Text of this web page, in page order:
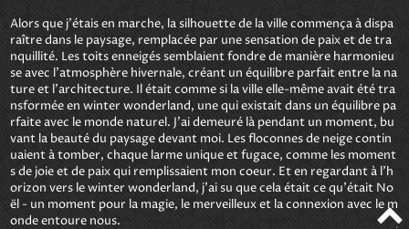
Alors que j'étais en marche, la silhouette de la ville commença à dispa
raître dans le paysage, remplacée par une sensation de paix et de tra
nquillité. Les toits enneigés semblaient fondre de manière harmonieu
se avec l'atmosphère hivernale, créant un équilibre parfait entre la na
ture et l'architecture. Il était comme si la ville elle-même avait été tra
nsformée en winter wonderland, une qui existait dans un équilibre pa
rfaite avec le monde naturel. J'ai demeuré là pendant un moment, bu
vant la beauté du paysage devant moi. Les floconnes de neige contin
uaient à tomber, chaque larme unique et fugace, comme les moment
s de joie et de paix qui remplissaient mon coeur. Et en regardant à l'h
orizon vers le winter wonderland, j'ai su que cela était ce qu'était No
ël - un moment pour la magie, le merveilleux et la connexion avec le m
onde entoure nous.